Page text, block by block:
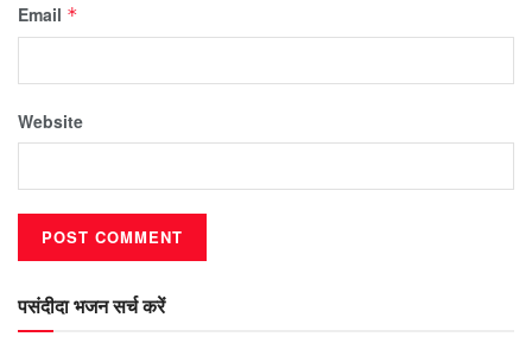
Email *
Website
पसंदीदा भजन सर्च करें